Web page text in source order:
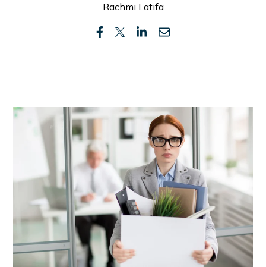
Rachmi Latifa